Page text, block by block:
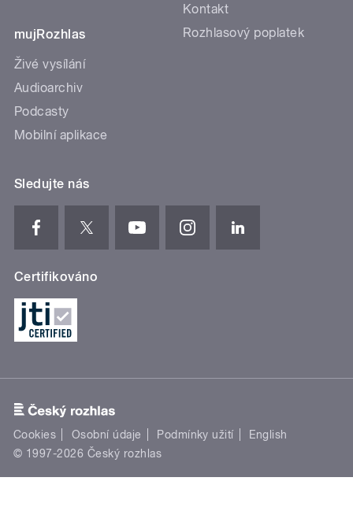
mujRozhlas
Živé vysílání
Audioarchiv
Podcasty
Mobilní aplikace
Kontakt
Rozhlasový poplatek
Sledujte nás
Certifikováno
Cookies Osobní údaje Podmínky užití
English
© 1997-2026 Český rozhlas